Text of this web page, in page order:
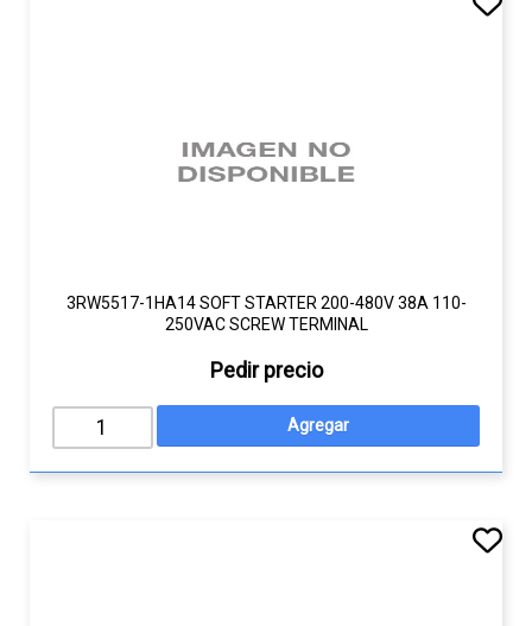
3RW5517-1HA14 SOFT STARTER 200-480V 38A 110-
250VAC SCREW TERMINAL
Pedir precio